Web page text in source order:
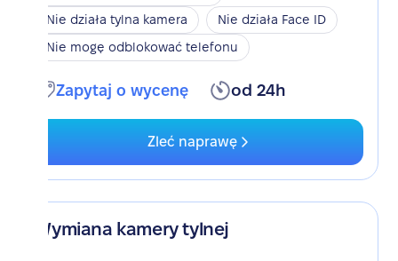
Nie działa tylna kamera
Nie działa Face ID
Nie mogę odblokować telefonu
Zapytaj o wycenę od 24h
Zleć naprawę
Wymiana kamery tylnej